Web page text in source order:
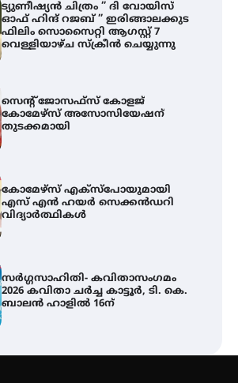
ട്യുണീഷ്യൻ ചിത്രം ” ദി വോയിസ്
ഓഫ് ഹിന്ദ് റജബ് ” ഇരിങ്ങാലക്കുട
ഫിലിം സൊസൈറ്റി ആഗസ്റ്റ് 7
വെള്ളിയാഴ്ച സ്‌ക്രീൻ ചെയ്യുന്നു
സെന്റ് ജോസഫ്സ് കോളജ്
കോമേഴ്‌സ് അസോസിയേഷന്
തുടക്കമായി
കോമേഴ്സ് എക്സ്പോയുമായി
എസ് എൻ ഹയർ സെക്കൻഡറി
വിദ്യാർത്ഥികൾ
സർഗ്ഗസാഹിതി- കവിതാസംഗമം
2026 കവിതാ ചർച്ച കാട്ടൂർ, ടി. കെ.
ബാലൻ ഹാളിൽ 16ന്